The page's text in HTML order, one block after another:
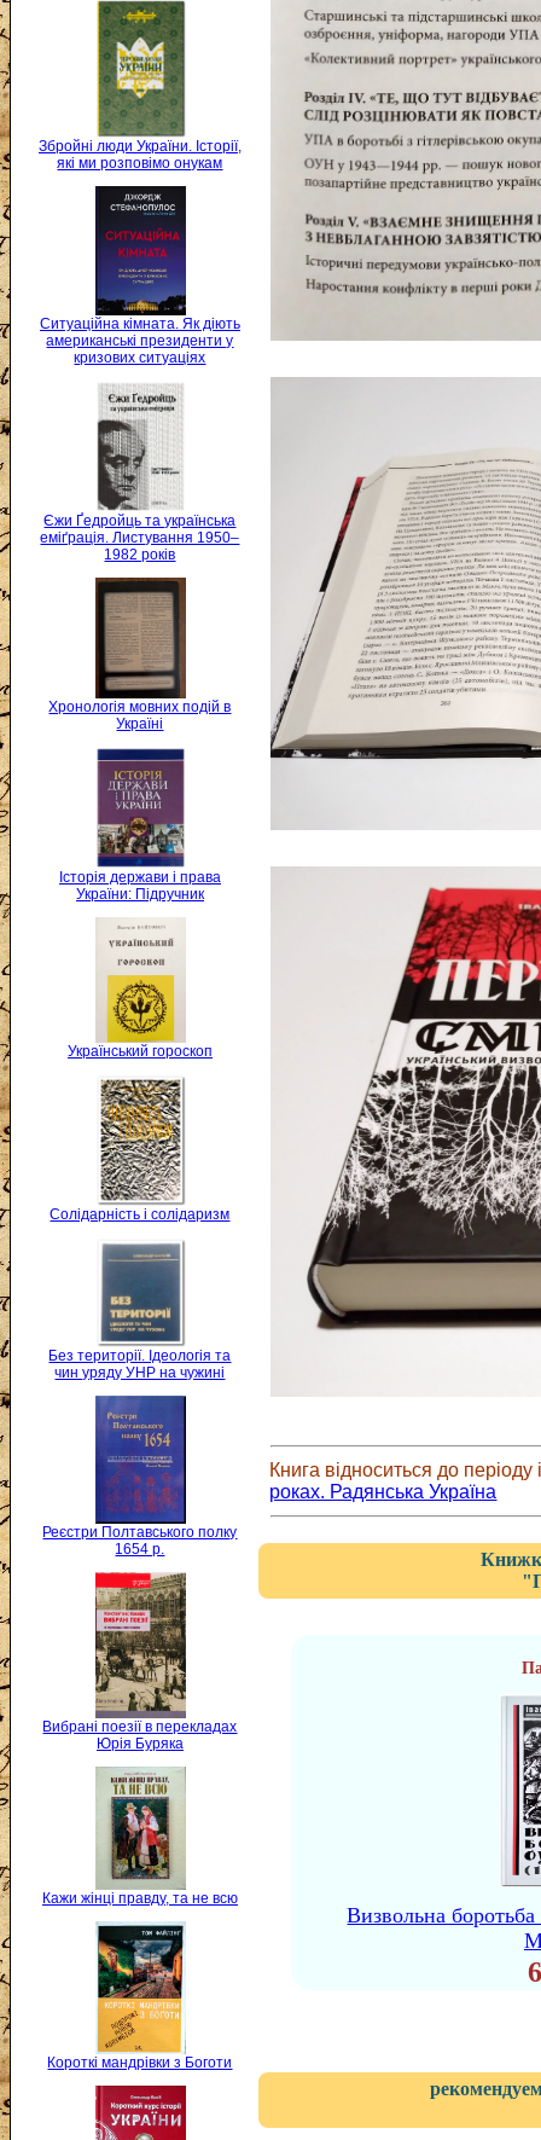
Збройні люди України. Історії,
які ми розповімо онукам
Ситуаційна кімната. Як діють
американські президенти у
кризових ситуаціях
Єжи Ґедройць та українська
еміґрація. Листування 1950–
1982 років
Хронологія мовних подій в
Україні
Історія держави і права
України: Підручник
Український гороскоп
Солідарність і солідаризм
Без території. Ідеологія та
чин уряду УНР на чужині
Реєстри Полтавського полку
1654 р.
Вибрані поезії в перекладах
Юрія Буряка
Кажи жінці правду, та не всю
Короткі мандрівки з Боготи
Книга відноситься до періоду
роках. Радянська Україна
Визвольна